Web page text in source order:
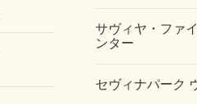
サヴィヤ・ファ
ンター
セヴィナパーク